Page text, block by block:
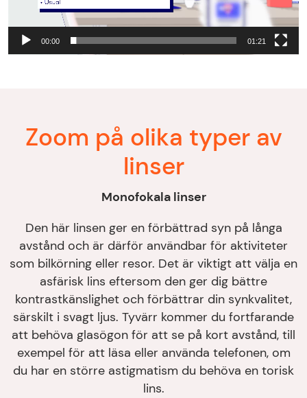
00:00 01:21
Zoom på olika typer av
linser
Monofokala linser
Den här linsen ger en förbättrad syn på långa
avstånd och är därför användbar för aktiviteter
som bilkörning eller resor. Det är viktigt att välja en
asfärisk lins eftersom den ger dig bättre
kontrastkänslighet och förbättrar din synkvalitet,
särskilt i svagt ljus. Tyvärr kommer du fortfarande
att behöva glasögon för att se på kort avstånd, till
exempel för att läsa eller använda telefonen, om
du har en större astigmatism du behöva en torisk
lins.